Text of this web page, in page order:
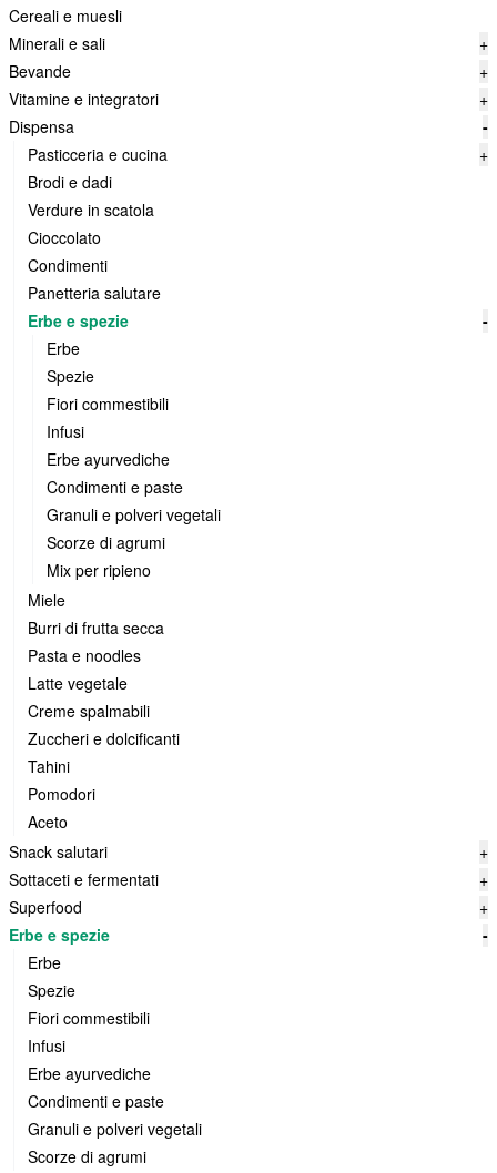
Cereali e muesli
Minerali e sali
+
Bevande
+
Vitamine e integratori
+
Dispensa
-
Pasticceria e cucina
+
Brodi e dadi
Verdure in scatola
Cioccolato
Condimenti
Panetteria salutare
Erbe e spezie
-
Erbe
Spezie
Fiori commestibili
Infusi
Erbe ayurvediche
Condimenti e paste
Granuli e polveri vegetali
Scorze di agrumi
Mix per ripieno
Miele
Burri di frutta secca
Pasta e noodles
Latte vegetale
Creme spalmabili
Zuccheri e dolcificanti
Tahini
Pomodori
Aceto
Snack salutari
+
Sottaceti e fermentati
+
Superfood
+
Erbe e spezie
-
Erbe
Spezie
Fiori commestibili
Infusi
Erbe ayurvediche
Condimenti e paste
Granuli e polveri vegetali
Scorze di agrumi